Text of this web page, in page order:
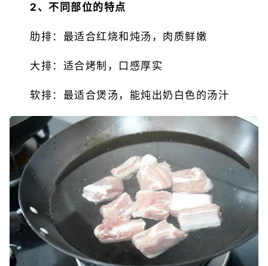
2、不同部位的特点
肋排：最适合红烧和炖汤，肉质鲜嫩
大排：适合烤制，口感厚实
软排：最适合煲汤，能炖出奶白色的汤汁